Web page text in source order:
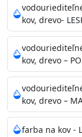
nemocnice,
sály,
škôlky,
vhodná aj do
(trieda 2 podľa
zachovaní
povrchov. Má
vysokú
bohatej škále
kov, drevo-
kov, drevo –
kov, drevo –
farba na kov -